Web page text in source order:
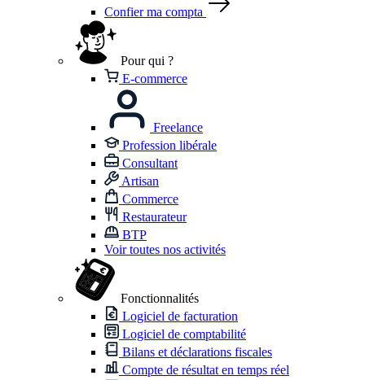
Confier ma compta
Pour qui ?
E-commerce
Freelance
Profession libérale
Consultant
Artisan
Commerce
Restaurateur
BTP
Voir toutes nos activités
Fonctionnalités
Logiciel de facturation
Logiciel de comptabilité
Bilans et déclarations fiscales
Compte de résultat en temps réel